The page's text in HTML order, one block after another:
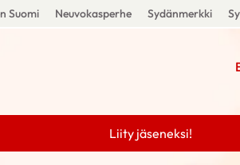
Suomi Neuvokasperhe Sydänmerkki
Liity jäseneksi!